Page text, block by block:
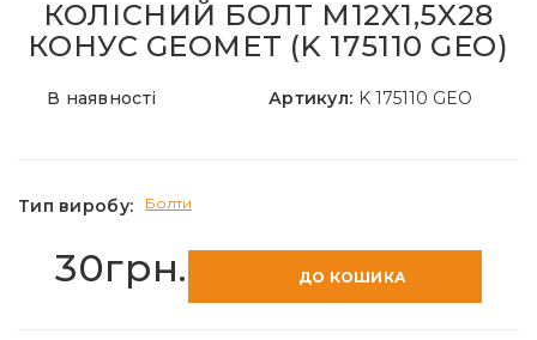
КОЛІСНИЙ БОЛТ M12X1,5X28
КОНУС GEOMET (K 175110 GEO)
В наявності Артикул: K 175110 GEO
Тип виробу: Болти
30грн. ДО КОШИКА